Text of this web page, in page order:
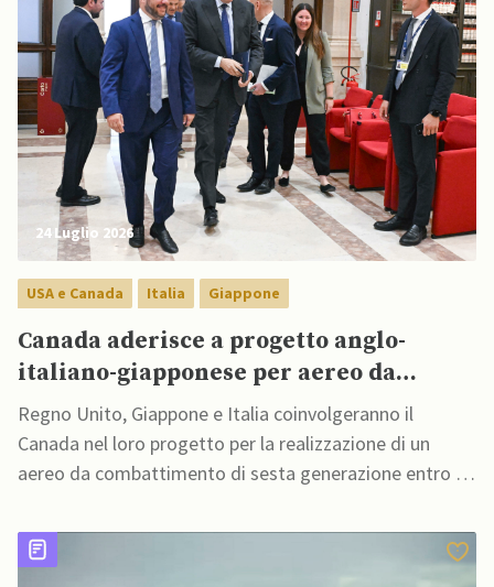
24 Luglio 2026
USA e Canada Italia Giappone
Canada aderisce a progetto anglo-
italiano-giapponese per aereo da
combattimento
Regno Unito, Giappone e Italia coinvolgeranno il
Canada nel loro progetto per la realizzazione di un
aereo da combattimento di sesta generazione entro il